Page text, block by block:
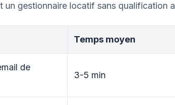
un gestionnaire locatif sans qualification
Temps moyen
de
3-5 min